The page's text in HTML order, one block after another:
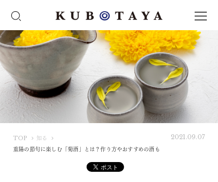
TOP
U
知る
重陽の節句に楽しむ「菊酒」とは？作り方やおすすめの酒も
2021.09.07